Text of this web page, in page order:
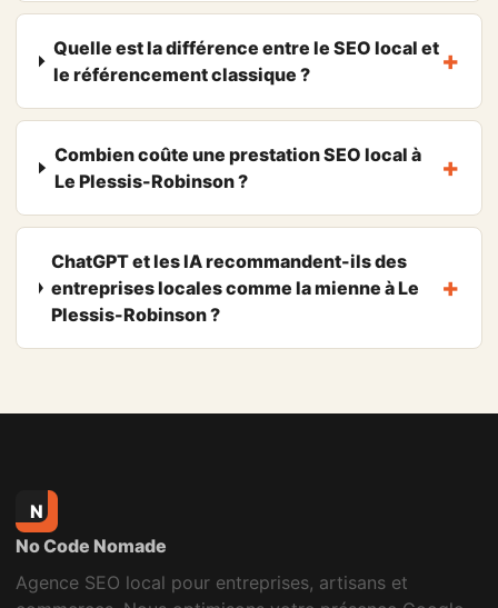
Quelle est la différence entre le SEO local et
le référencement classique ?
Combien coûte une prestation SEO local à
Le Plessis-Robinson ?
ChatGPT et les IA recommandent-ils des
entreprises locales comme la mienne à Le
Plessis-Robinson ?
N
No Code Nomade
Agence SEO local pour entreprises, artisans et